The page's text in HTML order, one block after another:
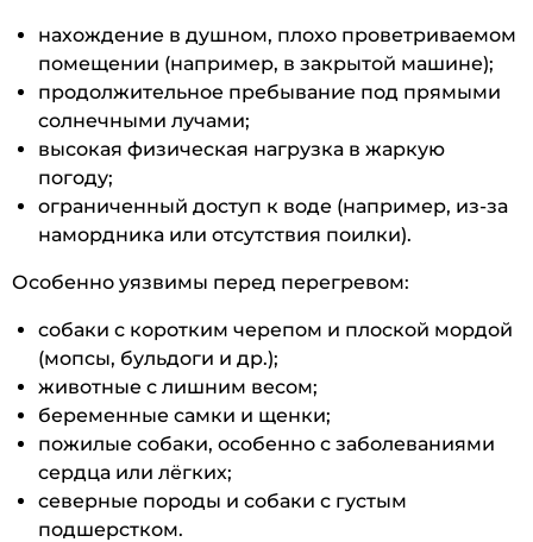
нахождение в душном, плохо проветриваемом
помещении (например, в закрытой машине);
продолжительное пребывание под прямыми
солнечными лучами;
высокая физическая нагрузка в жаркую
погоду;
ограниченный доступ к воде (например, из-за
намордника или отсутствия поилки).
Особенно уязвимы перед перегревом:
собаки с коротким черепом и плоской мордой
(мопсы, бульдоги и др.);
животные с лишним весом;
беременные самки и щенки;
пожилые собаки, особенно с заболеваниями
сердца или лёгких;
северные породы и собаки с густым
подшерстком.